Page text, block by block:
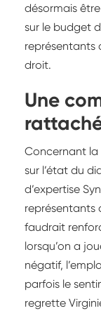
désormais
sur le budget
représentants
droit.
Une
Concernant la
sur l’état du
d’expertise
représentants
faudrait
lorsqu’on a
négatif,
parfois le
regrette